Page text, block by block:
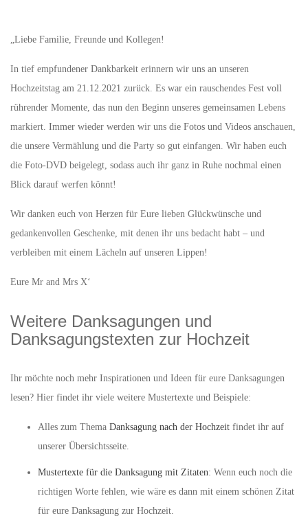
„Liebe Familie, Freunde und Kollegen!
In tief empfundener Dankbarkeit erinnern wir uns an unseren
Hochzeitstag am 21.12.2021 zurück. Es war ein rauschendes Fest voll
rührender Momente, das nun den Beginn unseres gemeinsamen Lebens
markiert. Immer wieder werden wir uns die Fotos und Videos anschauen,
die unsere Vermählung und die Party so gut einfangen. Wir haben euch
die Foto-DVD beigelegt, sodass auch ihr ganz in Ruhe nochmal einen
Blick darauf werfen könnt!
Wir danken euch von Herzen für Eure lieben Glückwünsche und
gedankenvollen Geschenke, mit denen ihr uns bedacht habt – und
verbleiben mit einem Lächeln auf unseren Lippen!
Eure Mr and Mrs X‘
Weitere Danksagungen und
Danksagungstexten zur Hochzeit
Ihr möchte noch mehr Inspirationen und Ideen für eure Danksagungen
lesen? Hier findet ihr viele weitere Mustertexte und Beispiele:
Alles zum Thema Danksagung nach der Hochzeit findet ihr auf
unserer Übersichtsseite.
Mustertexte für die Danksagung mit Zitaten: Wenn euch noch die
richtigen Worte fehlen, wie wäre es dann mit einem schönen Zitat
für eure Danksagung zur Hochzeit.